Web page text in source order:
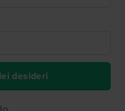
desideri